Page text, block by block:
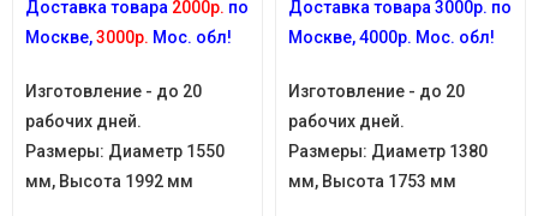
Доставка товара 2000р. по
Москве,3000р. Мос. обл!
Изготовление - до 20
рабочих дней.
Размеры: Диаметр 1550
мм, Высота 1992 мм
Доставка товара 3000р. по
Москве, 4000р. Мос. обл!
Изготовление - до 20
рабочих дней.
Размеры: Диаметр 1380
мм, Высота 1753 мм